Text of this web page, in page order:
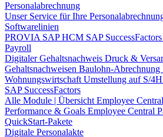
Personalabrechnung
Unser Service für Ihre
Softwarelinien
PROVIA SAP HCM SAP
Payroll
Digitaler Gehaltsnachweis Druck &
Gehaltsnachweisen Baulohn-Abrechnung
Wohnungswirtschaft Umstellung auf S/
SAP SuccessFactors
Alle Module | Übersicht Employee Central
Performance & Goals Employee Central
QuickStart-Pakete
Digitale Personalakte